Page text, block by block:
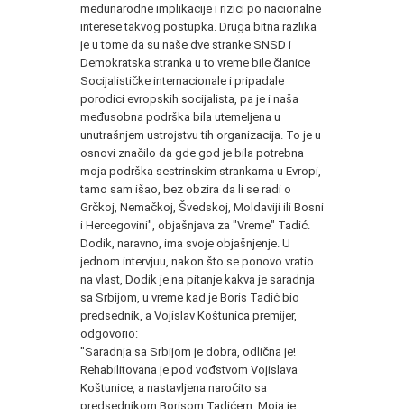
međunarodne implikacije i rizici po nacionalne
interese takvog postupka. Druga bitna razlika
je u tome da su naše dve stranke SNSD i
Demokratska stranka u to vreme bile članice
Socijalističke internacionale i pripadale
porodici evropskih socijalista, pa je i naša
međusobna podrška bila utemeljena u
unutrašnjem ustrojstvu tih organizacija. To je u
osnovi značilo da gde god je bila potrebna
moja podrška sestrinskim strankama u Evropi,
tamo sam išao, bez obzira da li se radi o
Grčkoj, Nemačkoj, Švedskoj, Moldaviji ili Bosni
i Hercegovini", objašnjava za "Vreme" Tadić.
Dodik, naravno, ima svoje objašnjenje. U
jednom intervjuu, nakon što se ponovo vratio
na vlast, Dodik je na pitanje kakva je saradnja
sa Srbijom, u vreme kad je Boris Tadić bio
predsednik, a Vojislav Koštunica premijer,
odgovorio:
"Saradnja sa Srbijom je dobra, odlična je!
Rehabilitovana je pod vođstvom Vojislava
Koštunice, a nastavljena naročito sa
predsednikom Borisom Tadićem. Moja je